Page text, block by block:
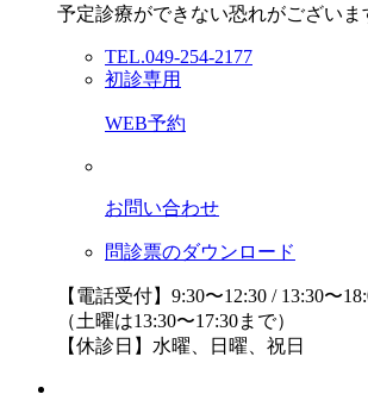
予定診療ができない恐れがございま
TEL.049-254-2177
初診専用
WEB予約
お問い合わせ
問診票のダウンロード
【電話受付】9:30〜12:30 / 13:30〜
（土曜は13:30〜17:30まで）
【休診日】水曜、日曜、祝日